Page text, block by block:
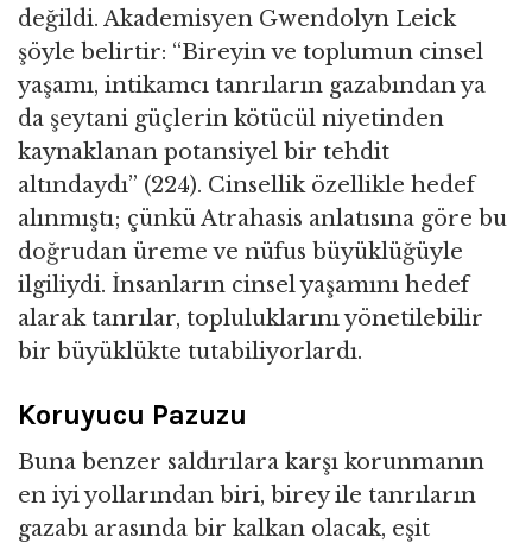
değildi. Akademisyen Gwendolyn Leick
şöyle belirtir: “Bireyin ve toplumun cinsel
yaşamı, intikamcı tanrıların gazabından ya
da şeytani güçlerin kötücül niyetinden
kaynaklanan potansiyel bir tehdit
altındaydı” (224). Cinsellik özellikle hedef
alınmıştı; çünkü Atrahasis anlatısına göre bu
doğrudan üreme ve nüfus büyüklüğüyle
ilgiliydi. İnsanların cinsel yaşamını hedef
alarak tanrılar, topluluklarını yönetilebilir
bir büyüklükte tutabiliyorlardı.
Koruyucu Pazuzu
Buna benzer saldırılara karşı korunmanın
en iyi yollarından biri, birey ile tanrıların
gazabı arasında bir kalkan olacak, eşit